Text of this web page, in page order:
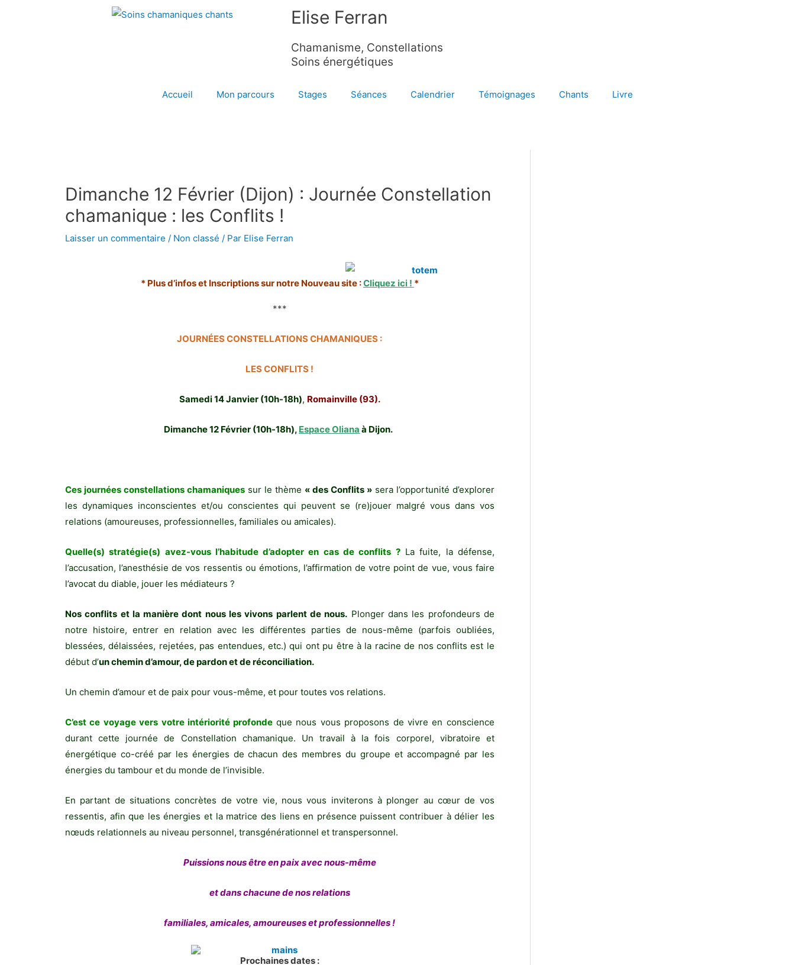
Elise Ferran
Chamanisme, Constellations
Soins énergétiques
Accueil Mon parcours Stages Séances Calendrier Témoignages Chants Livre
Dimanche 12 Février (Dijon) : Journée Constellation
chamanique : les Conflits !
Laisser un commentaire / Non classé / Par Elise Ferran
* Plus d’infos et Inscriptions sur notre Nouveau site :Cliquez ici ! *
***
JOURNÉES CONSTELLATIONS CHAMANIQUES :
LES CONFLITS !
Samedi 14 Janvier (10h-18h), Romainville (93).
Dimanche 12 Février (10h-18h), Espace Oliana à Dijon.
Ces journées constellations chamaniques sur le thème « des Conflits »sera l’opportunité d’explorer
les dynamiques inconscientes et/ou conscientes qui peuvent se (re)jouer malgré vous dans vos
relations (amoureuses, professionnelles, familiales ou amicales).
Quelle(s) stratégie(s) avez-vous l’habitude d’adopter en cas de conflits ? La fuite, la défense,
l’accusation, l’anesthésie de vos ressentis ou émotions, l’affirmation de votre point de vue, vous faire
l’avocat du diable, jouer les médiateurs ?
Nos conflits et la manière dont nous les vivons parlent de nous. Plonger dans les profondeurs de
notre histoire, entrer en relation avec les différentes parties de nous-même (parfois oubliées,
blessées, délaissées, rejetées, pas entendues, etc.) qui ont pu être à la racine de nos conflits est le
début d’un chemin d’amour, de pardon et de réconciliation.
Un chemin d’amour et de paix pour vous-même, et pour toutes vos relations.
C’est ce voyage vers votre intériorité profonde que nous vous proposons de vivre en conscience
durant cette journée de Constellation chamanique. Un travail à la fois corporel, vibratoire et
énergétique co-créé par les énergies de chacun des membres du groupe et accompagné par les
énergies du tambour et du monde de l’invisible.
En partant de situations concrètes de votre vie, nous vous inviterons à plonger au cœur de vos
ressentis, afin que les énergies et la matrice des liens en présence puissent contribuer à délier les
nœuds relationnels au niveau personnel, transgénérationnel et transpersonnel.
Puissions nous être en paix avec nous-même
et dans chacune de nos relations
familiales, amicales, amoureuses et professionnelles !
Prochaines dates :
articles